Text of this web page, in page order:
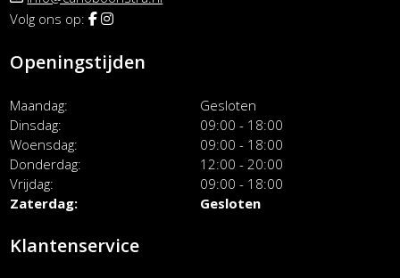
Volg ons op:
Openingstijden
Maandag
Gesloten
Dinsdag
09:00 - 18:00
Woensdag
09:00 - 18:00
Donderdag
12:00 - 20:00
Vrijdag
09:00 - 18:00
Zaterdag
Gesloten
Klantenservice